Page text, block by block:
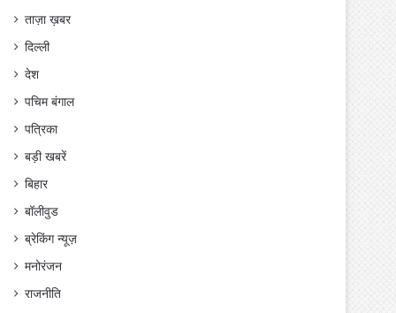
ताज़ा ख़बर
दिल्ली
देश
पचिम बंगाल
पत्रिका
बड़ी खबरें
बिहार
बॉलीवुड
ब्रेकिंग न्यूज़
मनोरंजन
राजनीति